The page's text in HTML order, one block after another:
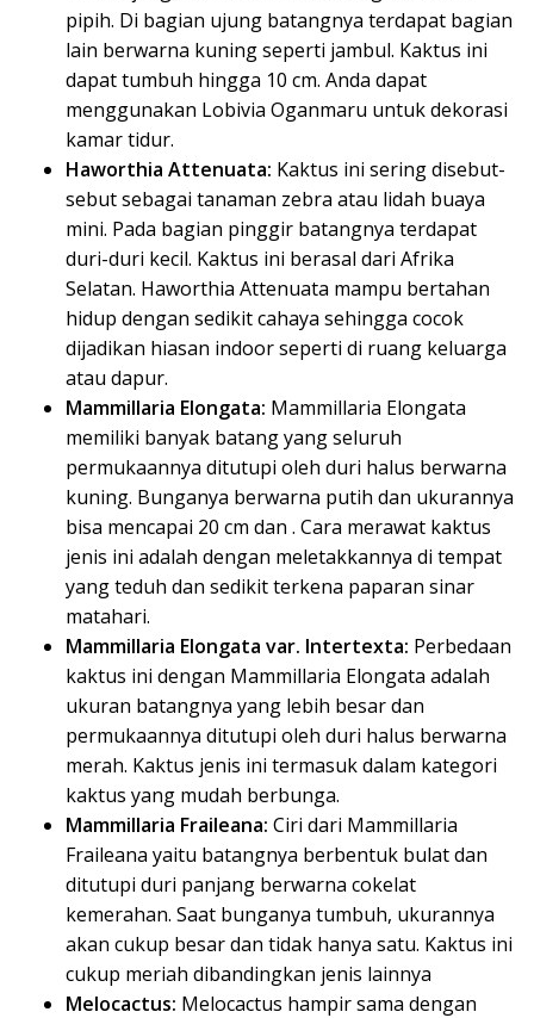
pipih. Di bagian ujung batangnya terdapat bagian
lain berwarna kuning seperti jambul. Kaktus ini
dapat tumbuh hingga 10 cm. Anda dapat
menggunakan Lobivia Oganmaru untuk dekorasi
kamar tidur.
Haworthia Attenuata: Kaktus ini sering disebut-
sebut sebagai tanaman zebra atau lidah buaya
mini. Pada bagian pinggir batangnya terdapat
duri-duri kecil. Kaktus ini berasal dari Afrika
Selatan. Haworthia Attenuata mampu bertahan
hidup dengan sedikit cahaya sehingga cocok
dijadikan hiasan indoor seperti di ruang keluarga
atau dapur.
Mammillaria Elongata: Mammillaria Elongata
memiliki banyak batang yang seluruh
permukaannya ditutupi oleh duri halus berwarna
kuning. Bunganya berwarna putih dan ukurannya
bisa mencapai 20 cm dan . Cara merawat kaktus
jenis ini adalah dengan meletakkannya di tempat
yang teduh dan sedikit terkena paparan sinar
matahari.
Mammillaria Elongata var. Intertexta: Perbedaan
kaktus ini dengan Mammillaria Elongata adalah
ukuran batangnya yang lebih besar dan
permukaannya ditutupi oleh duri halus berwarna
merah. Kaktus jenis ini termasuk dalam kategori
kaktus yang mudah berbunga.
Mammillaria Fraileana: Ciri dari Mammillaria
Fraileana yaitu batangnya berbentuk bulat dan
ditutupi duri panjang berwarna cokelat
kemerahan. Saat bunganya tumbuh, ukurannya
akan cukup besar dan tidak hanya satu. Kaktus ini
cukup meriah dibandingkan jenis lainnya
Melocactus: Melocactus hampir sama dengan